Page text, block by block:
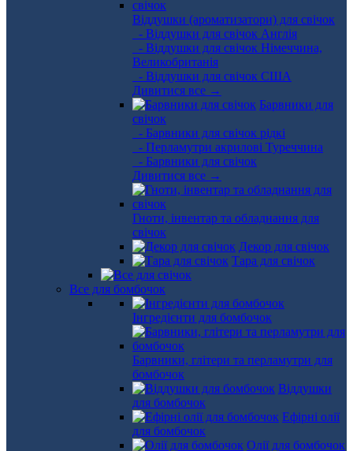
Віддушки (ароматизатори) для свічок
- Віддушки для свічок Англія
- Віддушки для свічок Німеччина,
Великобританія
- Віддушки для свічок США
Дивитися все →
Барвники для
свічок
- Барвники для свічок рідкі
- Перламутри акрилові Туреччина
- Барвники для свічок
Дивитися все →
Гноти, інвентар та обладнання для
свічок
Декор для свічок
Тара для свічок
Все для бомбочок
Інгредієнти для бомбочок
Барвники, глітери та перламутри для
бомбочок
Віддушки
для бомбочок
Ефірні олії
для бомбочок
Олії для бомбочок